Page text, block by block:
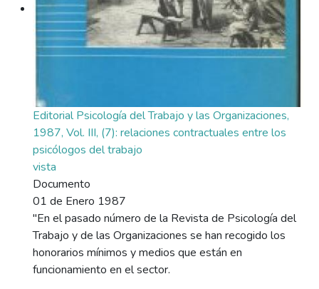
Editorial Psicología del Trabajo y las Organizaciones,
1987, Vol. III, (7): relaciones contractuales entre los
psicólogos del trabajo
vista
Documento
01 de Enero 1987
"En el pasado número de la Revista de Psicología del
Trabajo y de las Organizaciones se han recogido los
honorarios mínimos y medios que están en
funcionamiento en el sector.